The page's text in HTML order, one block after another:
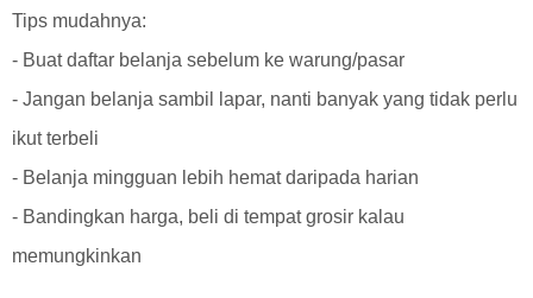
Tips mudahnya:
- Buat daftar belanja sebelum ke warung/pasar
- Jangan belanja sambil lapar, nanti banyak yang tidak perlu
ikut terbeli
- Belanja mingguan lebih hemat daripada harian
- Bandingkan harga, beli di tempat grosir kalau
memungkinkan